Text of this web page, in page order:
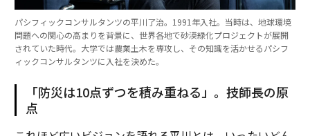
パシフィックコンサルタンツの平川了治。1991年入社。当時は、地球環境
問題への関心の高まりを背景に、世界各地で砂漠緑化プロジェクトが展開
されていた時代。大学では農業土木を専攻し、その知識を活かせるパシフ
ィックコンサルタンツに入社を決めた。
「防災は10点ずつを積み重ねる」。技師長の原
点